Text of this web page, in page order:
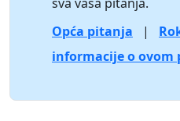
Opća pitanja
|
informacije o ovom